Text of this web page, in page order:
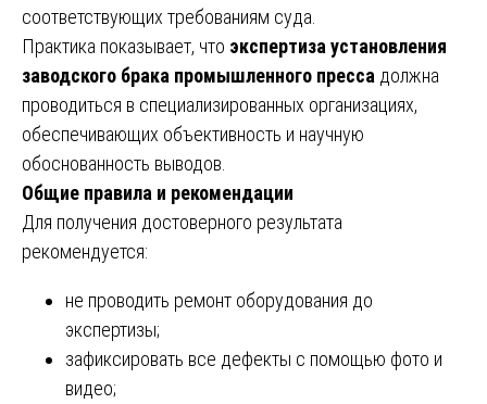
соответствующих требованиям суда.
Практика показывает, что экспертиза установления
заводского брака промышленного пресса должна
проводиться в специализированных организациях,
обеспечивающих объективность и научную
обоснованность выводов.
Общие правила и рекомендации
Для получения достоверного результата
рекомендуется:
не проводить ремонт оборудования до
экспертизы;
зафиксировать все дефекты с помощью фото и
видео;